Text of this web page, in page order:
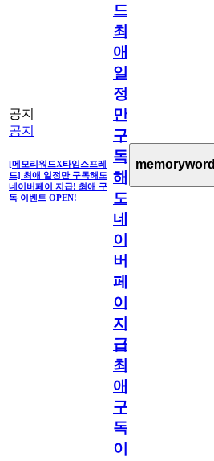
공지
공지
[메모리워드X타임스프레
드] 최애 일정만 구독해도
네이버페이 지급! 최애 구
독 이벤트 OPEN!
드]
최
애
일
정
만
구
독
해
도
네
이
버
페
이
지
급!
최
애
구
독
이
memoryword